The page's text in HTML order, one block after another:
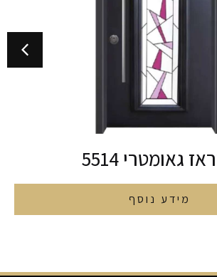
גאומטרי 5514
מידע נוסף